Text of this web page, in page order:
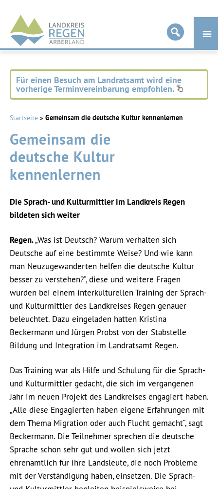
Landkreis
Regen
Für einen Besuch am Landratsamt wird eine
vorherige Terminvereinbarung empfohlen.
Startseite » Gemeinsam die deutsche Kultur kennenlernen
Gemeinsam die
deutsche Kultur
kennenlernen
Die Sprach- und Kulturmittler im Landkreis Regen
bildeten sich weiter
Regen.„Was ist Deutsch? Warum verhalten sich
Deutsche auf eine bestimmte Weise? Und wie kann
man Neuzugewanderten helfen die deutsche Kultur
besser zu verstehen?“, diese und weitere Fragen
wurden bei einem interkulturellen Training der Sprach-
und Kulturmittler des Landkreises Regen genauer
beleuchtet. Dazu eingeladen hatten Kristina
Beckermann und Jürgen Probst von der Stabstelle
Bildung und Integration im Landratsamt Regen.
Das Training war als Hilfe und Schulung für die Sprach-
und Kulturmittler gedacht, die sich im vergangenen
Jahr im neuen Projekt des Landkreises engagiert haben.
„Alle diese Engagierten haben eigene Erfahrungen mit
dem Thema Migration oder auch Flucht gemacht“, sagt
Beckermann. Die Teilnehmer sprechen die deutsche
Sprache schon sehr gut und wollen sich jetzt
ehrenamtlich für ihre Landsleute, die noch Probleme
mit der Verständigung haben, einsetzen. Die Sprach-